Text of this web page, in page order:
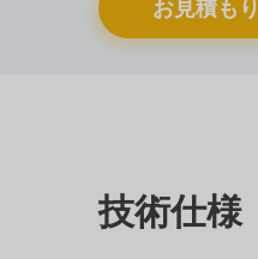
お見積もり
技術仕様